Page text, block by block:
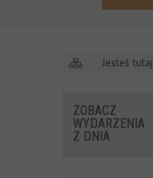
Jesteś tutaj
ZOBACZ
WYDARZENIA
Z DNIA